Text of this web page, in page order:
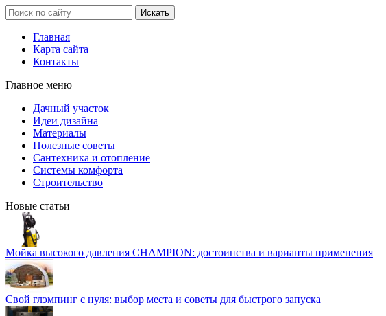
Главная
Карта сайта
Контакты
Главное меню
Дачный участок
Идеи дизайна
Материалы
Полезные советы
Сантехника и отопление
Системы комфорта
Строительство
Новые статьи
Мойка высокого давления CHAMPION: достоинства и варианты применения
Свой глэмпинг с нуля: выбор места и советы для быстрого запуска